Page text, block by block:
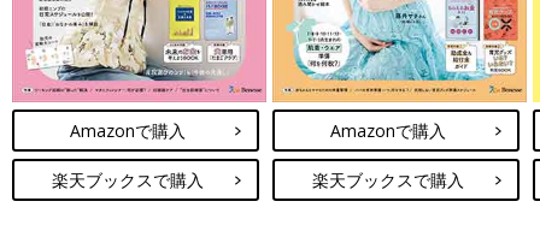
Amazonで購入
楽天ブックスで購入
Amazonで購入
楽天ブックスで購入